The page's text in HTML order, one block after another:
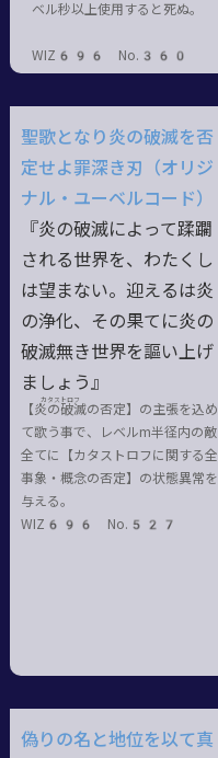
ベル秒以上使用すると死ぬ。
WIZ696 No.360
聖歌となり炎の破滅を否
定せよ罪深き刃（オリジ
ナル・ユーベルコード）
『炎の破滅によって蹂躙
される世界を、わたくし
は望まない。迎えるは炎
の浄化、その果てに炎の
破滅無き世界を謳い上げ
ましょう』
【炎の
カタストロフ
破滅の否定】の主張を込め
て歌う事で、レベルm半径内の敵
全てに【カタストロフに関する全
事象・概念の否定】の状態異常を
与える。
WIZ696 No.527
偽りの名と地位を以て真